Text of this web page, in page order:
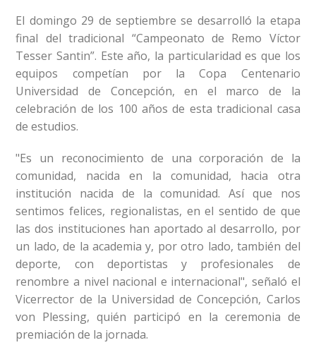
El domingo 29 de septiembre se desarrolló la etapa
final del tradicional “Campeonato de Remo Víctor
Tesser Santin”. Este año, la particularidad es que los
equipos competían por la Copa Centenario
Universidad de Concepción, en el marco de la
celebración de los 100 años de esta tradicional casa
de estudios.
"Es un reconocimiento de una corporación de la
comunidad, nacida en la comunidad, hacia otra
institución nacida de la comunidad. Así que nos
sentimos felices, regionalistas, en el sentido de que
las dos instituciones han aportado al desarrollo, por
un lado, de la academia y, por otro lado, también del
deporte, con deportistas y profesionales de
renombre a nivel nacional e internacional", señaló el
Vicerrector de la Universidad de Concepción, Carlos
von Plessing, quién participó en la ceremonia de
premiación de la jornada.